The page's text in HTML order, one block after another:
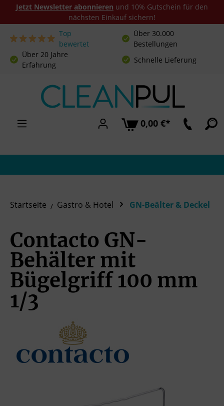
Zum Hauptinhalt springen
Top
bewertet
Über 30.000
Bestellungen
Über 20 Jahre
Erfahrung
Schnelle Lieferung
0,00 €*
Startseite Gastro & Hotel GN-Beälter & Deckel
Contacto GN-
Behälter mit
Bügelgriff 100 mm
1/3
Jetzt Newsletter abonnieren und 10% Gutschein für den
nächsten Einkauf sichern!